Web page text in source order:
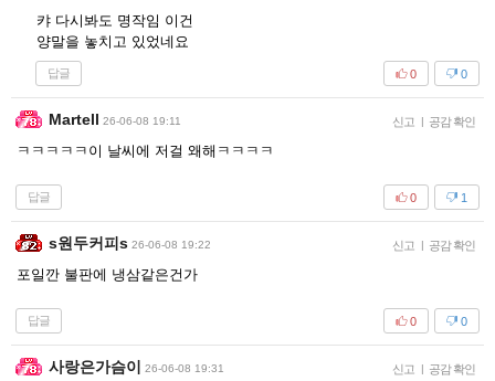
캬 다시봐도 명작임 이건
양말을 놓치고 있었네요
답글 0
0
Martell 26-06-08 19:11 신고 | 공감 확인
ㅋㅋㅋㅋㅋ이 날씨에 저걸 왜해ㅋㅋㅋㅋ
답글 1
0
s원두커피s 26-06-08 19:22 신고 | 공감 확인
포일깐 불판에 냉삼같은건가
답글 0
0
사랑은가슴이 26-06-08 19:31 신고 | 공감 확인